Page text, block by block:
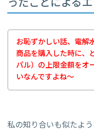
ったことによるエ
お恥ずかしい話、電解
商品を購入した時に、
パル）の上限金額をオ
いなんですよね～
私の知り合いも似たよ